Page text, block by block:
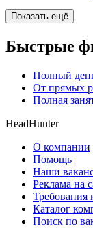
Показать ещё
Быстрые
Полный
От прямых
Полная
HeadHunter
О компании
Помощь
Наши
Реклама на
Каталог
Поиск по